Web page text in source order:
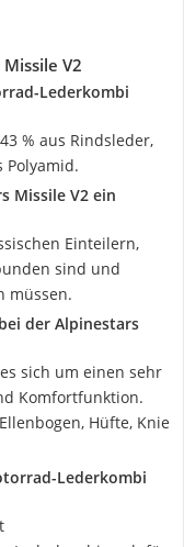
V2
Lederkombi
% aus Rindsleder,
Polyamid.
Missile V2 ein
Einteilern,
sind und
müssen.
der Alpinestars
sich um einen sehr
Komfortfunktion.
Hüfte, Knie
Lederkombi